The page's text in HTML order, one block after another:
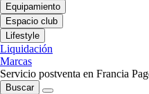
Equipamiento
Espacio club
Lifestyle
Liquidación
Marcas
Servicio postventa en Francia
Buscar